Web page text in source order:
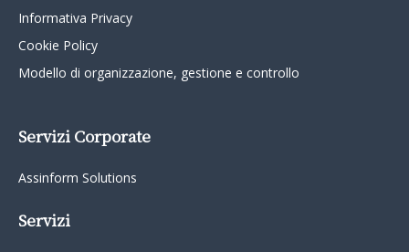
Informativa Privacy
Cookie Policy
Modello di organizzazione, gestione e controllo
Servizi Corporate
Assinform Solutions
Servizi